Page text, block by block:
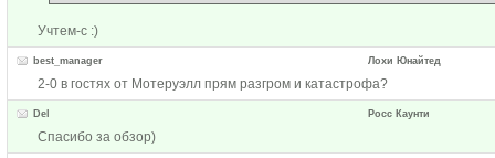
Учтем-с :)
best_manager Лохи Юнайтед
2-0 в гостях от Мотеруэлл прям разгром и катастрофа?
Del Росс Каунти
Спасибо за обзор)